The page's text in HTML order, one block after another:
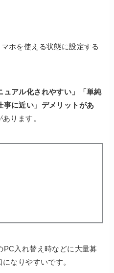
ホを使える状態に設定する
ュアル化されやすい」「単純
事に近い」デメリットがあ
あります。
PC入れ替え時などに大量募
なりやすいです。